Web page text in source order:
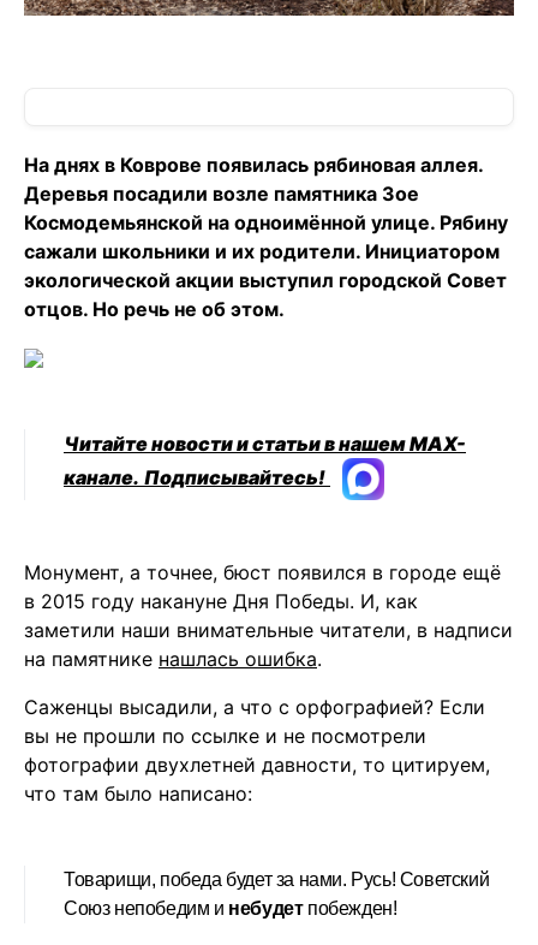
На днях в Коврове появилась рябиновая аллея.
Деревья посадили возле памятника Зое
Космодемьянской на одноимённой улице. Рябину
сажали школьники и их родители. Инициатором
экологической акции выступил городской Совет
отцов. Но речь не об этом.
Читайте новости и статьи в нашем MAX-
канале. Подписывайтесь!
Монумент, а точнее, бюст появился в городе ещё
в 2015 году накануне Дня Победы. И, как
заметили наши внимательные читатели, в надписи
на памятнике нашлась ошибка.
Саженцы высадили, а что с орфографией? Если
вы не прошли по ссылке и не посмотрели
фотографии двухлетней давности, то цитируем,
что там было написано:
Товарищи, победа будет за нами. Русь! Советский
Союз непобедим и небудетпобежден!